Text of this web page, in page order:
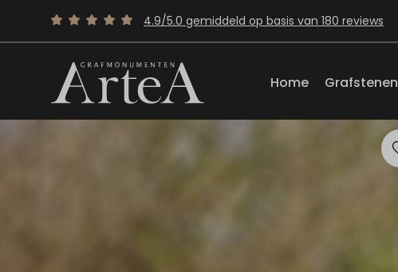
Home Grafstenen
4.9/5.0 gemiddeld op basis van 180 reviews